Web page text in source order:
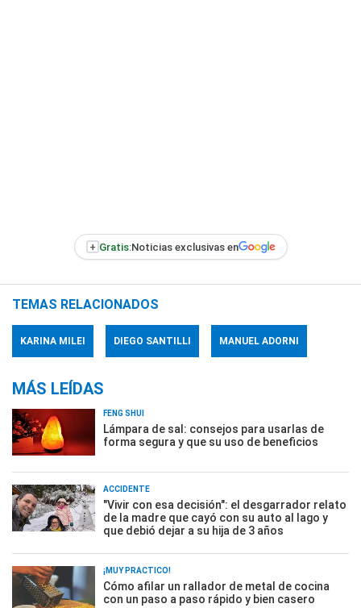
+ Gratis:Noticias exclusivas en
TEMAS RELACIONADOS
KARINA MILEI DIEGO SANTILLI MANUEL ADORNI
MÁS LEÍDAS
FENG SHUI
Lámpara de sal: consejos para usarlas de
forma segura y que su uso de beneficios
ACCIDENTE
"Vivir con esa decisión": el desgarrador relato
de la madre que cayó con su auto al lago y
que debió dejar a su hija de 3 años
¡MUY PRÁCTICO!
Cómo afilar un rallador de metal de cocina
con un paso a paso rápido y bien casero